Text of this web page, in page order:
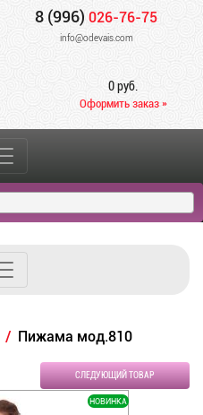
8 (996) 026-76-75
info@odevais.com
0 руб.
Оформить заказ »
Пижама мод.810
СЛЕДУЮЩИЙ ТОВАР
НОВИНКА